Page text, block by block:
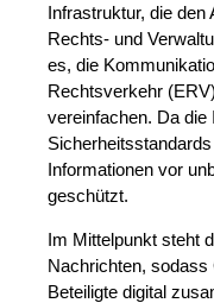
Infrastruktur, die
Rechts- und
es, die
Rechtsverkehr
vereinfachen. Da die
Informationen vor
geschützt.
Im Mittelpunkt steht
Nachrichten, sodass
Beteiligte digital